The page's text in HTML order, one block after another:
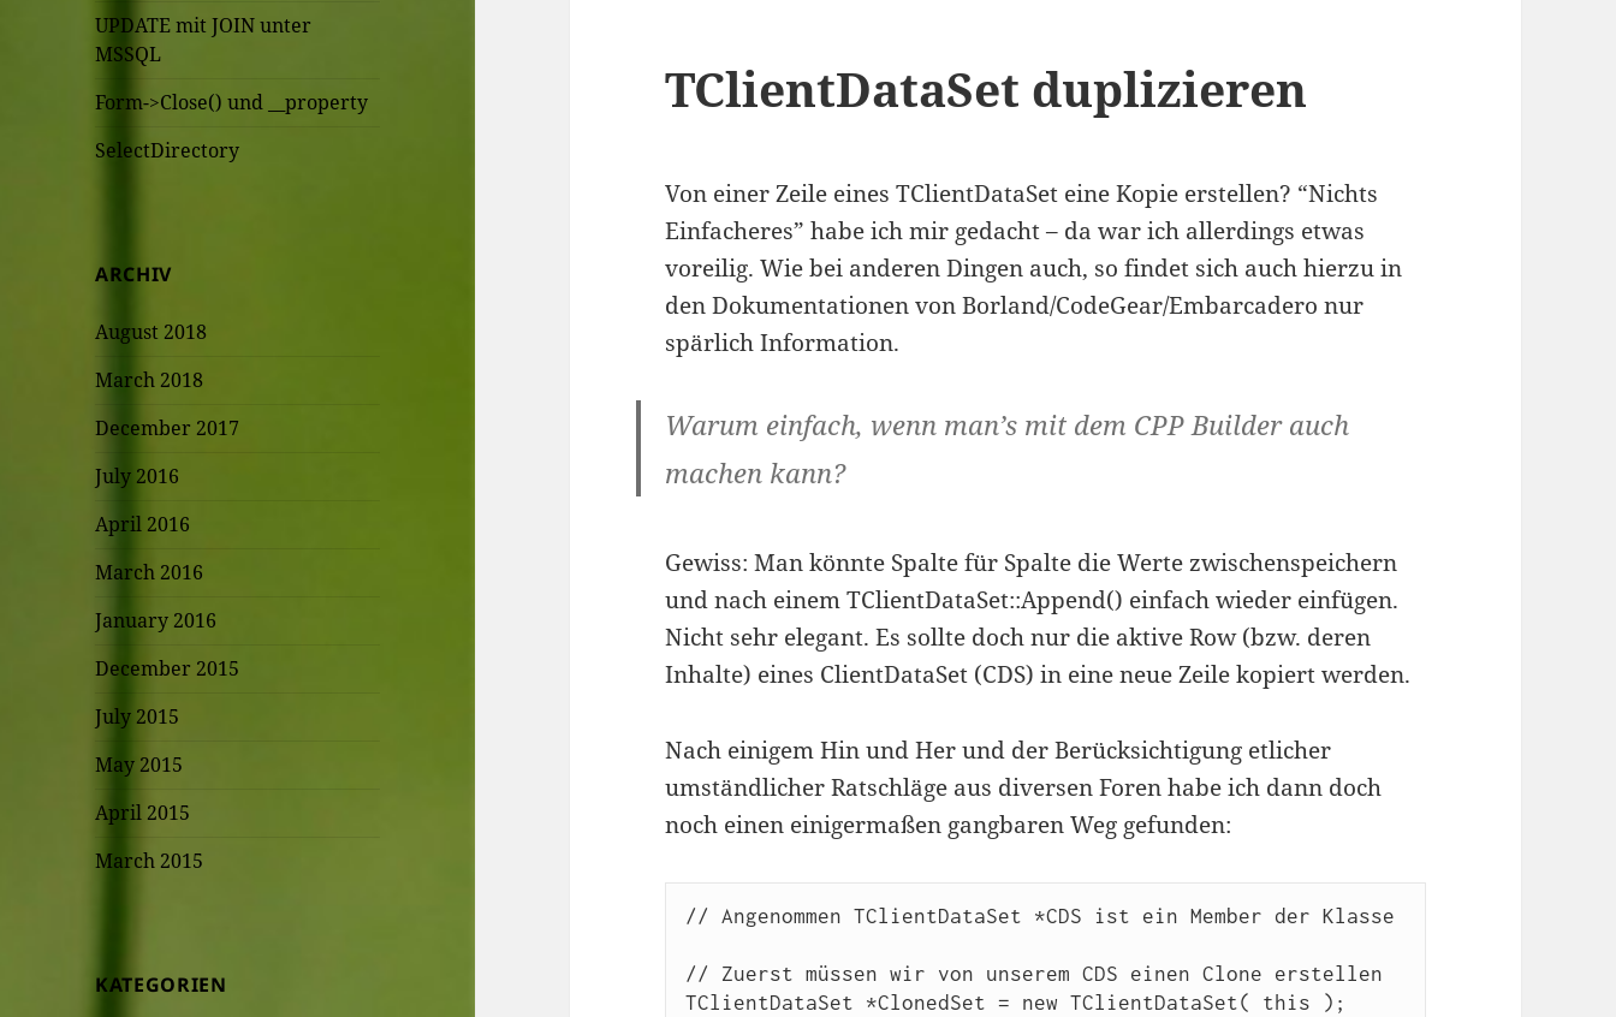
UPDATE mit JOIN unter
MSSQL
Form->Close() und __property
SelectDirectory
ARCHIV
August 2018
March 2018
December 2017
July 2016
April 2016
March 2016
January 2016
December 2015
July 2015
May 2015
April 2015
March 2015
KATEGORIEN
TClientDataSet duplizieren
Von einer Zeile eines TClientDataSet eine Kopie erstellen? “Nichts
Einfacheres” habe ich mir gedacht – da war ich allerdings etwas
voreilig. Wie bei anderen Dingen auch, so findet sich auch hierzu in
den Dokumentationen von Borland/CodeGear/Embarcadero nur
spärlich Information.
Warum einfach, wenn man’s mit dem CPP Builder auch
machen kann?
Gewiss: Man könnte Spalte für Spalte die Werte zwischenspeichern
und nach einem TClientDataSet::Append() einfach wieder einfügen.
Nicht sehr elegant. Es sollte doch nur die aktive Row (bzw. deren
Inhalte) eines ClientDataSet (CDS) in eine neue Zeile kopiert werden.
Nach einigem Hin und Her und der Berücksichtigung etlicher
umständlicher Ratschläge aus diversen Foren habe ich dann doch
noch einen einigermaßen gangbaren Weg gefunden:
// Angenommen TClientDataSet *CDS ist ein Member der Klasse
// Zuerst müssen wir von unserem CDS einen Clone erstellen
TClientDataSet *ClonedSet = new TClientDataSet( this );